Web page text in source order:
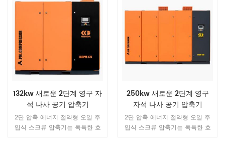
132kw 새로운 2단계 영구 자
석 나사 공기 압축기
2단 압축 에너지 절약형 오일 주
입식 스크류 압축기는 독특한 호
250kw 새로운 2단계 영구
자석 나사 공기 압축기
2단 압축 에너지 절약형 오일 주
입식 스크류 압축기는 독특한 호